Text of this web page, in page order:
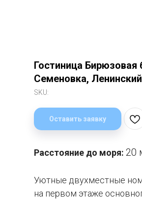
Гостиница
Семеновка,
SKU:
Оставить заявку
Расстояние до моря: 20
Уютные двухместные
на первом этаже